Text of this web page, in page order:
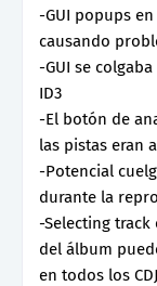
-GUI popups
causando
-GUI se
ID3
-El botón de
las pistas eran
-Potencial
durante la
-Selecting
del álbum
en todos los CDJ